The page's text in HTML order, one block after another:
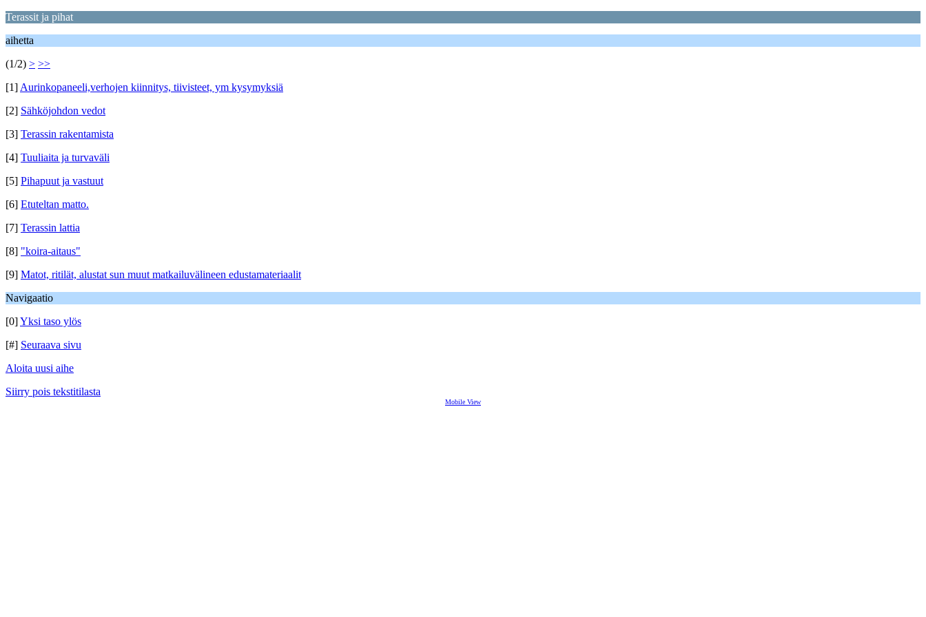
Terassit ja pihat
aihetta
(1/2) > >>
[1] Aurinkopaneeli,verhojen kiinnitys, tiivisteet, ym kysymyksiä
[2] Sähköjohdon vedot
[3] Terassin rakentamista
[4] Tuuliaita ja turvaväli
[5] Pihapuut ja vastuut
[6] Etuteltan matto.
[7] Terassin lattia
[8] "koira-aitaus"
[9] Matot, ritilät, alustat sun muut matkailuvälineen edustamateriaalit
Navigaatio
[0]Yksi taso ylös
[#] Seuraava sivu
Aloita uusi aihe
Siirry pois tekstitilasta
Mobile View